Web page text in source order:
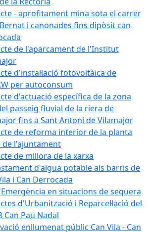
- aprofitament mina sota el carrer
i canonades fins dipòsit can
de l'aparcament de l'Institut
d'instal·lació fotovoltàica de
per autoconsum
d'actuació específica de la zona
passeig fluvial de la riera de
fins a Sant Antoni de Vilamajor
de reforma interior de la planta
de l'ajuntament
de millora de la xarxa
d'aigua potable als barris de
i Can Derrocada
en situacions de sequera
d'Urbanització i Reparcel·lació del
Can Pau Nadal
enllumenat públic Can Vila - Can